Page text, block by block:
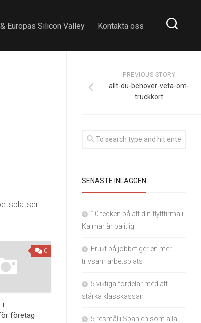
Europas Silicon Valley Kontakta oss
0
i
företag
PREVIOUS STORY
allt-du-behover-veta-om-
truckkort
SENASTE INLÄGGEN
10 tecken på att din flyttfirma i
Kalmar är pålitlig
Frukt på jobbet ger en mer
trivsam arbetsplats
5 viktiga fördelar med att
stärka klasskassan
5 resmål i Spanien som alla